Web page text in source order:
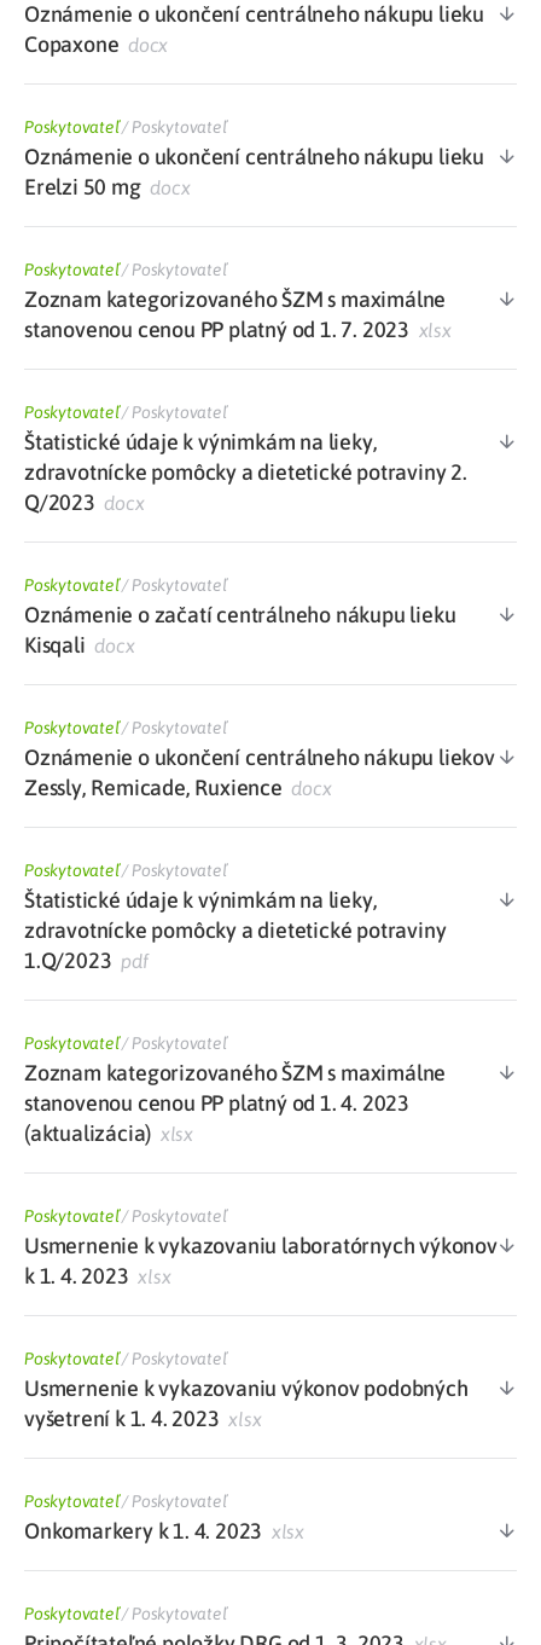
Oznámenie o ukončení centrálneho nákupu lieku
Copaxone docx
Poskytovateľ/Poskytovateľ
Oznámenie o ukončení centrálneho nákupu lieku
Erelzi 50 mgdocx
Poskytovateľ/Poskytovateľ
Zoznam kategorizovaného ŠZM s maximálne
stanovenou cenou PP platný od 1. 7. 2023 xlsx
Poskytovateľ/Poskytovateľ
Štatistické údaje k výnimkám na lieky,
zdravotnícke pomôcky a dietetické potraviny 2.
Q/2023 docx
Poskytovateľ/Poskytovateľ
Oznámenie o začatí centrálneho nákupu lieku
Kisqali docx
Poskytovateľ/Poskytovateľ
Oznámenie o ukončení centrálneho nákupu liekov
Zessly, Remicade, Ruxience docx
Poskytovateľ/Poskytovateľ
Štatistické údaje k výnimkám na lieky,
zdravotnícke pomôcky a dietetické potraviny
1.Q/2023 pdf
Poskytovateľ/Poskytovateľ
Zoznam kategorizovaného ŠZM s maximálne
stanovenou cenou PP platný od 1. 4. 2023
(aktualizácia) xlsx
Poskytovateľ/Poskytovateľ
Usmernenie k vykazovaniu laboratórnych výkonov
k 1. 4. 2023 xlsx
Poskytovateľ/Poskytovateľ
Usmernenie k vykazovaniu výkonov podobných
vyšetrení k 1. 4. 2023 xlsx
Poskytovateľ/Poskytovateľ
Onkomarkery k 1. 4. 2023 xlsx
Poskytovateľ/Poskytovateľ